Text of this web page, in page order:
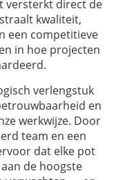
versterkt direct de
kwaliteit,
een competitieve
in hoe projecten
verlengstuk
en
werkwijze. Door
team en een
dat elke pot
de hoogste